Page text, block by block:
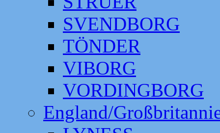
SVENDBORG
TÖNDER
VIBORG
VORDINGBORG
England/